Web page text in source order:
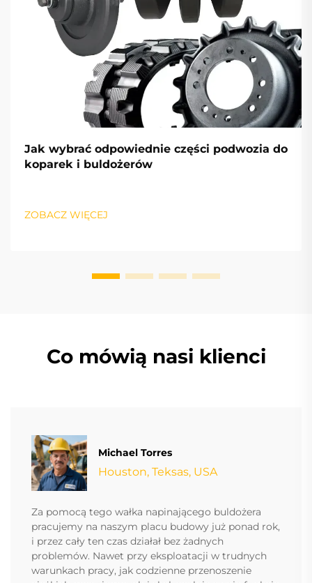
Jak wybrać odpowiednie części podwozia do
koparek i buldożerów
ZOBACZ WIĘCEJ
Co mówią nasi klienci
Michael Torres
Houston, Teksas, USA
Za pomocą tego wałka napinającego buldożera
pracujemy na naszym placu budowy już ponad rok,
i przez cały ten czas działał bez żadnych
problemów. Nawet przy eksploatacji w trudnych
warunkach pracy, jak codzienne przenoszenie